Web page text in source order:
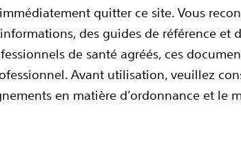
quitter ce site. Vous
des guides de référence et
de santé agréés, ces
Avant utilisation, veuillez
en matière d’ordonnance et le